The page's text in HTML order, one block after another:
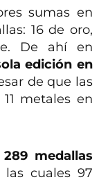
sumas en
16 de oro,
De ahí en
edición en
de que las
metales en
medallas
las cuales 97